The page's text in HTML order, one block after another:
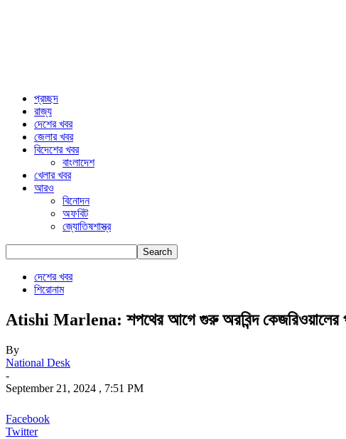
প্রচ্ছদ
রাজ্য
দেশের খবর
জেলার খবর
বিদেশের খবর
বাংলাদেশ
খেলার খবর
আরও
বিনোদন
অফবিট
জ্যোতিষশাস্ত্র
দেশের খবর
শিরোনাম
Atishi Marlena: শপথের আগে গুরু অরবিন্দ কেজরিওয়ালের পা
By
National Desk
-
September 21, 2024 , 7:51 PM
Facebook
Twitter